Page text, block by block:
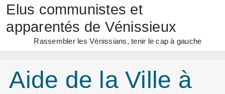
Elus communistes et
apparentés de Vénissieux
Rassembler les Vénissians, tenir le cap à gauche
Aide de la Ville à